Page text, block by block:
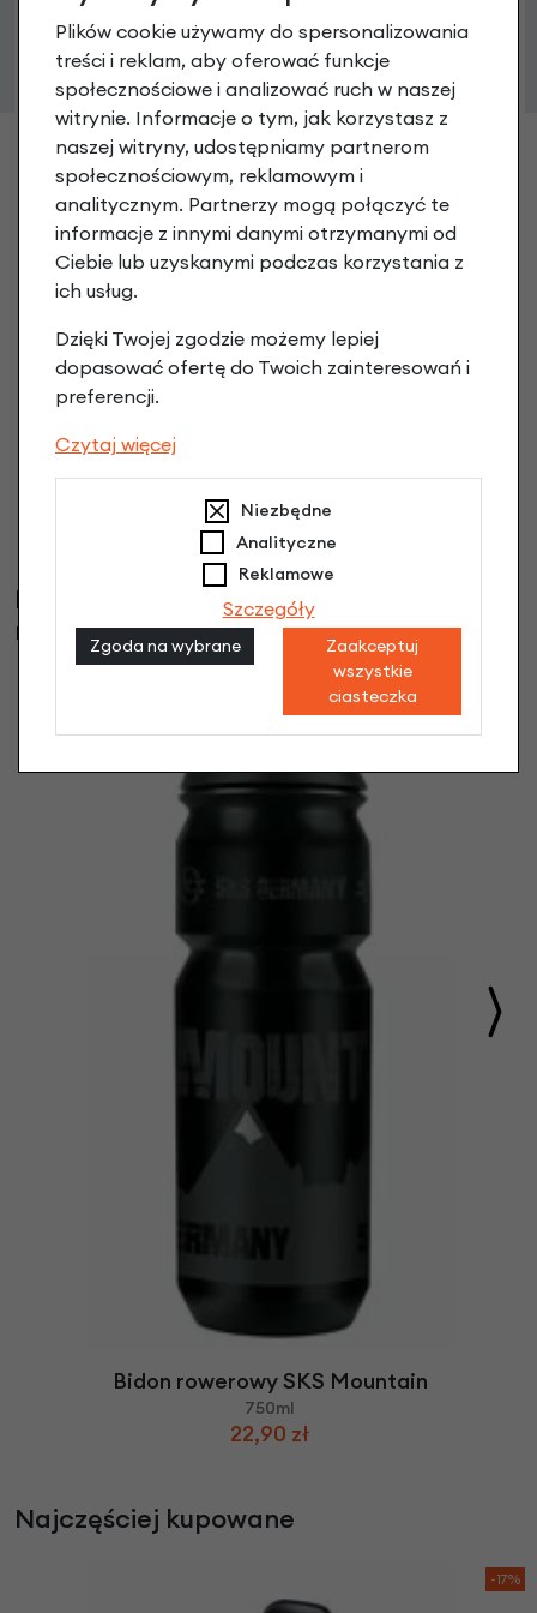
Klienci, którzy kupili ten produkt wybrali
również
Bidon rowerowy SKS Mountain
750ml
22,90 zł
Najczęściej kupowane
-17%
Plików cookie używamy do spersonalizowania
treści i reklam, aby oferować funkcje
społecznościowe i analizować ruch w naszej
witrynie. Informacje o tym, jak korzystasz z
naszej witryny, udostępniamy partnerom
społecznościowym, reklamowym i
analitycznym. Partnerzy mogą połączyć te
informacje z innymi danymi otrzymanymi od
Ciebie lub uzyskanymi podczas korzystania z
ich usług.
Dzięki Twojej zgodzie możemy lepiej
dopasować ofertę do Twoich zainteresowań i
preferencji.
Czytaj więcej
Niezbędne
Analityczne
Reklamowe
Szczegóły
Zgoda na wybrane
Zaakceptuj
wszystkie
ciasteczka